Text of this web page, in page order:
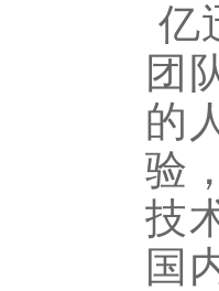
亿
团
的
验
技
国